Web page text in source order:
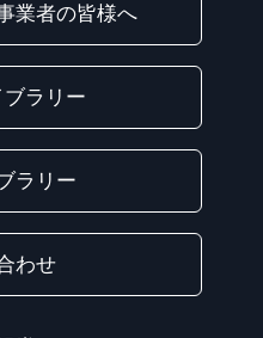
業者の皆様へ
ラリー
ラリー
わせ